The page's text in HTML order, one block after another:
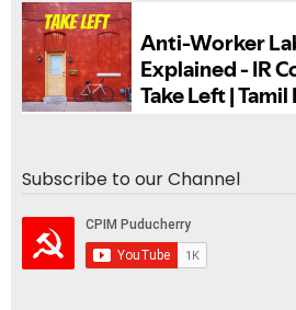
Subscribe to our Channel